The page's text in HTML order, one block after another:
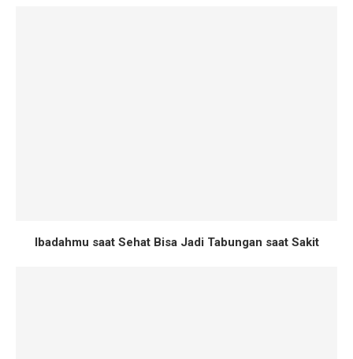
Ibadahmu saat Sehat Bisa Jadi Tabungan saat Sakit